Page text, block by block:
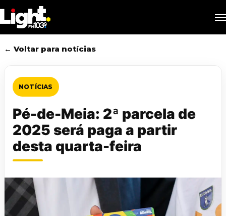
to
main
content
← Voltar para notícias
NOTÍCIAS
Pé-de-Meia: 2ª parcela de
2025 será paga a partir
desta quarta-feira